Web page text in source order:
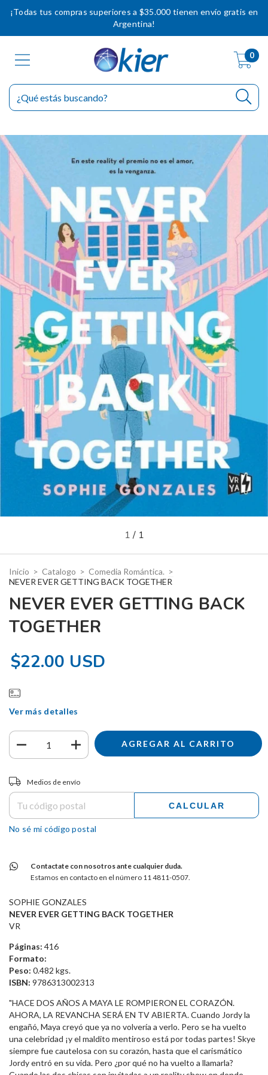
¡Todas tus compras superiores a $35.000 tienen envío gratis en
Argentina!
0
1 / 1
Inicio > Catalogo > Comedia Romántica. >
NEVER EVER GETTING BACK TOGETHER
NEVER EVER GETTING BACK
TOGETHER
$22.00 USD
Ver más detalles
Entregas para el CP:
Medios de envío
CALCULAR
No sé mi código postal
Contactate con nosotros ante cualquier duda.
Estamos en contacto en el número 11 4811-0507.
SOPHIE GONZALES
NEVER EVER GETTING BACK TOGETHER
VR
Páginas: 416
Formato:
Peso: 0.482 kgs.
ISBN: 9786313002313
"HACE DOS AÑOS A MAYA LE ROMPIERON EL CORAZÓN.
AHORA, LA REVANCHA SERÁ EN TV ABIERTA. Cuando Jordy la
engañó, Maya creyó que ya no volvería a verlo. Pero se ha vuelto
una celebridad ¡y el maldito mentiroso está por todas partes! Skye
siempre fue cautelosa con su corazón, hasta que el carismático
Jordy entró en su vida. Pero ¿por qué no ha vuelto a llamarla?